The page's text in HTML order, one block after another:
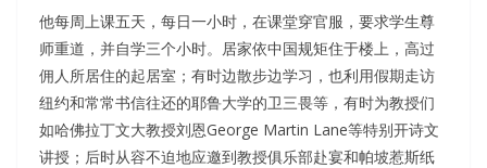
他每周上课五天，每日一小时，在课堂穿官服，要求学生尊
师重道，并自学三个小时。居家依中国规矩住于楼上，高过
佣人所居住的起居室；有时边散步边学习，也利用假期走访
纽约和常常书信往还的耶鲁大学的卫三畏等，有时为教授们
如哈佛拉丁文大教授刘恩George Martin Lane等特别开诗文
讲授；后时从容不迫地应邀到教授俱乐部赴宴和帕坡惹斯纸